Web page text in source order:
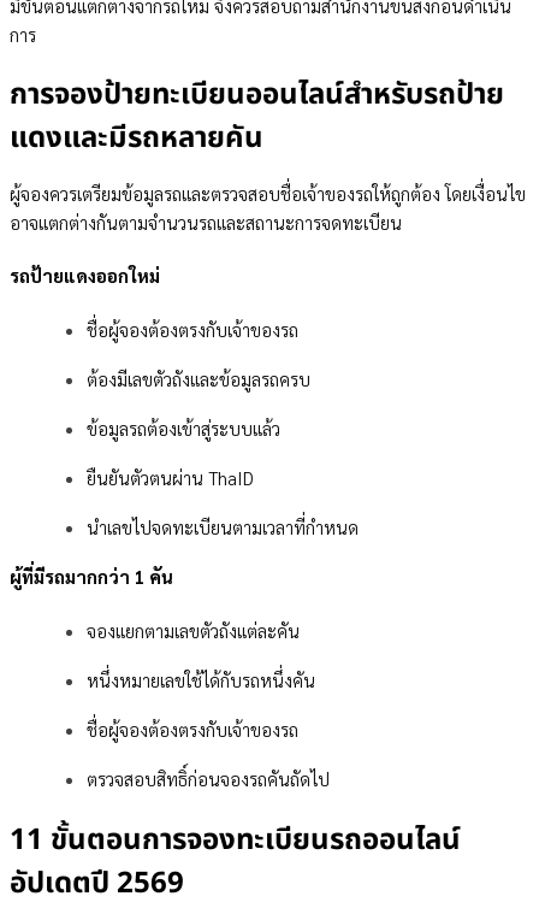
มีขั้นตอนแตกต่างจากรถใหม่ จึงควรสอบถามสำนักงานขนส่งก่อนดำเนิน
การ
การจองป้ายทะเบียนออนไลน์สำหรับรถป้าย
แดงและมีรถหลายคัน
ผู้จองควรเตรียมข้อมูลรถและตรวจสอบชื่อเจ้าของรถให้ถูกต้อง โดยเงื่อนไข
อาจแตกต่างกันตามจำนวนรถและสถานะการจดทะเบียน
รถป้ายแดงออกใหม่
ชื่อผู้จองต้องตรงกับเจ้าของรถ
ต้องมีเลขตัวถังและข้อมูลรถครบ
ข้อมูลรถต้องเข้าสู่ระบบแล้ว
ยืนยันตัวตนผ่าน ThaID
นำเลขไปจดทะเบียนตามเวลาที่กำหนด
ผู้ที่มีรถมากกว่า 1 คัน
จองแยกตามเลขตัวถังแต่ละคัน
หนึ่งหมายเลขใช้ได้กับรถหนึ่งคัน
ชื่อผู้จองต้องตรงกับเจ้าของรถ
ตรวจสอบสิทธิ์ก่อนจองรถคันถัดไป
11 ขั้นตอนการจองทะเบียนรถออนไลน์
อัปเดตปี 2569